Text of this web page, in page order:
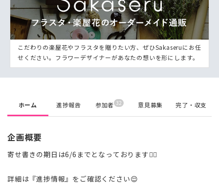
こだわりの楽屋花やフラスタを贈りたい方、ぜひSakaseruにお任
せください。フラワーデザイナーがあなたの想いを形にします。
ホーム 進捗報告 参加者 32 意見募集 完了・収支
企画概要
寄せ書きの期日は6/6までとなっております🙇‍♀️
詳細は『進捗情報』をご確認ください😌